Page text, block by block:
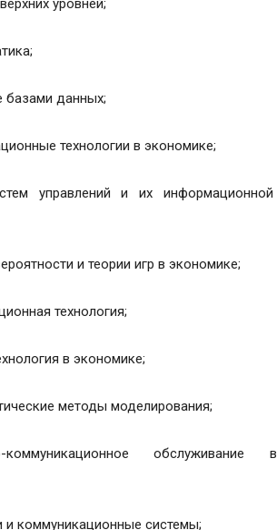
уровней;
базами данных;
технологии в экономике;
управлений и их информационной
и теории игр в экономике;
технология;
в экономике;
методы моделирования;
коммуникационное обслуживание в
и коммуникационные системы;